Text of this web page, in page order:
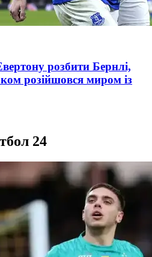
розбити Бернлі,
розійшовся миром із
24